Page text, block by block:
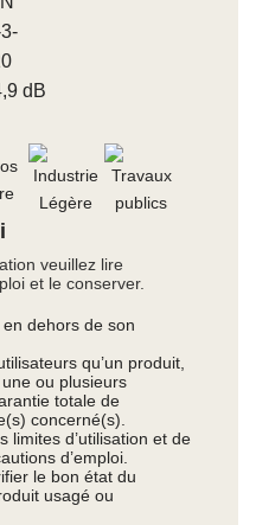
dB
veuillez lire
et le conserver.
dehors de son
qu’un produit,
ou plusieurs
totale de
concerné(s).
limites d’utilisation et de
d’emploi.
le bon état du
usagé ou